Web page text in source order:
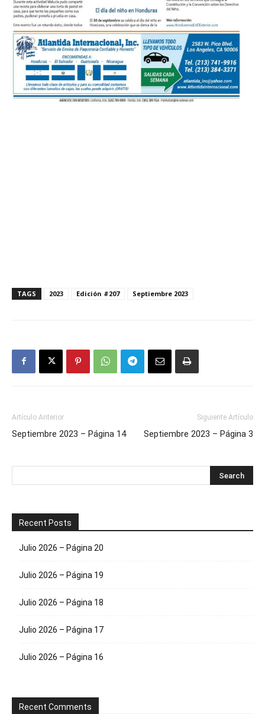
TAGS 2023 Edición #207 Septiembre 2023
Artículo Anterior
Septiembre 2023 – Página 14
Siguiente Artículo
Septiembre 2023 – Página 3
Recent Posts
Julio 2026 – Página 20
Julio 2026 – Página 19
Julio 2026 – Página 18
Julio 2026 – Página 17
Julio 2026 – Página 16
Recent Comments